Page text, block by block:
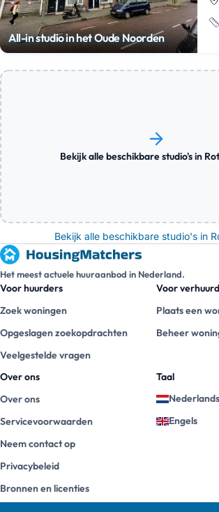
All-in studio in het Oude Noorden
Bekijk alle beschikbare studio's in
Bekijk alle beschikbare studio's in
Het meest actuele huuraanbod in Nederland.
Voor huurders
Zoek woningen
Opgeslagen zoekopdrachten
Veelgestelde vragen
Voor
Plaats een
Beheer
Over ons
Over ons
Servicevoorwaarden
Neem contact op
Privacybeleid
Bronnen en licenties
Taal
Nederlands
Engels